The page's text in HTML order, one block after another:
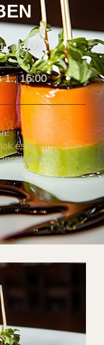
10:00
1.,16:00
és események>
Borvacsora a Kancellár Birtok Étteremben